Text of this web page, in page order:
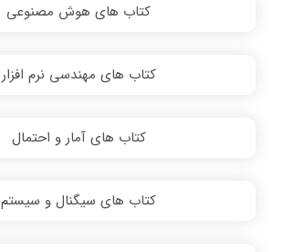
کتاب های هوش مصنوعی
کتاب های مهندسی نرم افزار
کتاب های آمار و احتمال
کتاب های سیگنال و سیستم